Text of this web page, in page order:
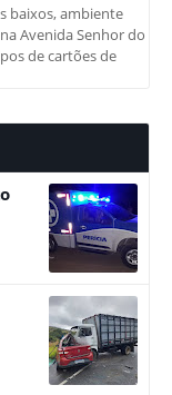
baixos, ambiente
Avenida Senhor do
de cartões de